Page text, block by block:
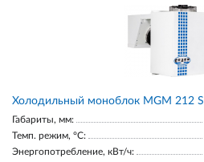
Холодильный моноблок MGM 212 S
Габариты, мм:
Темп. режим, °С:
Энергопотребление, кВт/ч: